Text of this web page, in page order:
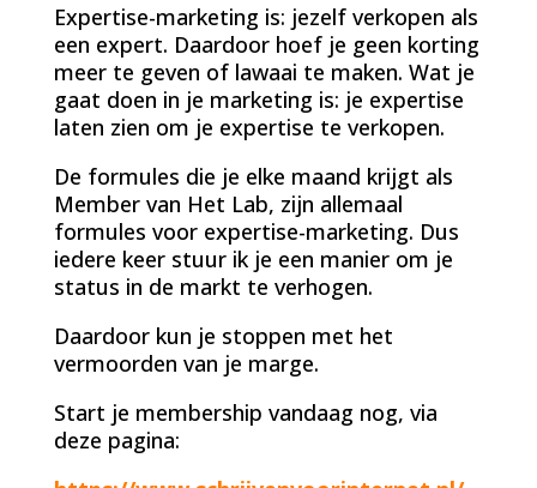
Expertise-marketing is: jezelf verkopen als
een expert. Daardoor hoef je geen korting
meer te geven of lawaai te maken. Wat je
gaat doen in je marketing is: je expertise
laten zien om je expertise te verkopen.
De formules die je elke maand krijgt als
Member van Het Lab, zijn allemaal
formules voor expertise-marketing. Dus
iedere keer stuur ik je een manier om je
status in de markt te verhogen.
Daardoor kun je stoppen met het
vermoorden van je marge.
Start je membership vandaag nog, via
deze pagina: